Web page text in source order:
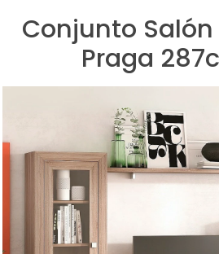
Conjunto
Praga